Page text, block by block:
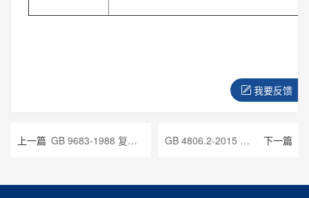
我要反馈
上一篇 GB 9683-1988 复合食品包装袋卫生标准 GB 4806.2-2015 食品安全国家标准 奶嘴 下一篇